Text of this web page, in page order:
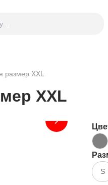
Hi-Fi
размер XXL
XXL
S